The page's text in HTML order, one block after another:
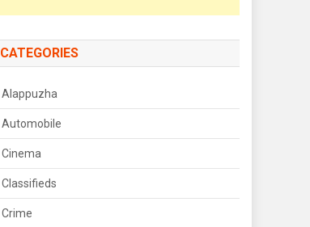
CATEGORIES
Alappuzha
Automobile
Cinema
Classifieds
Crime